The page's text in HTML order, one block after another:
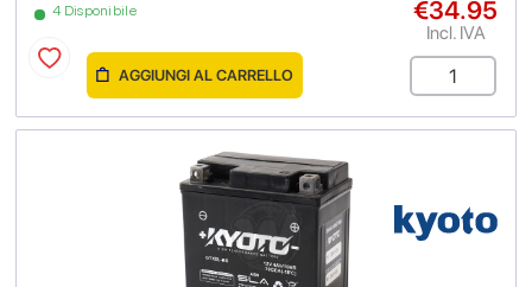
4 Disponibile €34.95
Incl. IVA
AGGIUNGI AL CARRELLO